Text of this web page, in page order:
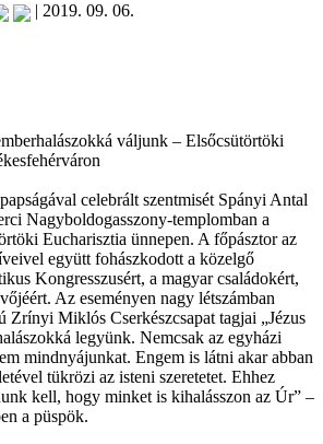
| 2019. 09. 06.
váljunk – Elsőcsütörtöki
celebrált szentmisét Spányi Antal
Nagyboldogasszony-templomban a
Eucharisztia ünnepen. A főpásztor az
együtt fohászkodott a közelgő
Kongresszusért, a magyar családokért,
Az eseményen nagy létszámban
Zrínyi Miklós Cserkészcsapat tagjai „Jézus
legyünk. Nemcsak az egyházi
mindnyájunkat. Engem is látni akar abban
tükrözi az isteni szeretetet. Ehhez
kell, hogy minket is kihalásszon az Úr” –
a püspök.